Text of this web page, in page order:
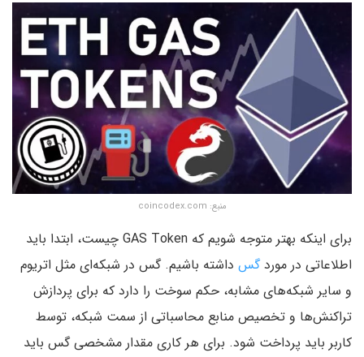
منبع: coincodex.com
برای اینکه بهتر متوجه شویم که GAS Token چیست،‌ ابتدا باید
اطلاعاتی در موردگس داشته باشیم. گس در شبکه‌ای مثل اتریوم
و سایر شبکه‌های مشابه، حکم سوخت را دارد که برای پردازش
تراکنش‌ها و تخصیص منابع محاسباتی از سمت شبکه، توسط
کاربر باید پرداخت شود. برای هر کاری مقدار مشخصی گس باید